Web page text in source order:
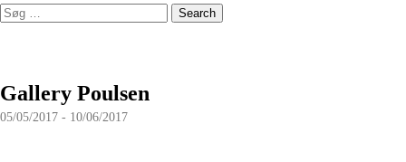
Search
for:
Gallery Poulsen
05/05/2017 - 10/06/2017